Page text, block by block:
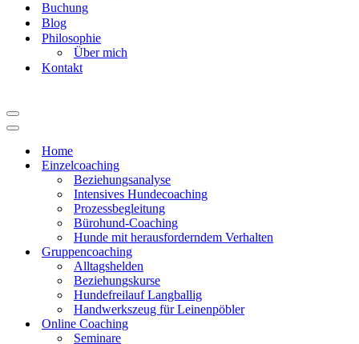
Buchung
Blog
Philosophie
Über mich
Kontakt
Navigations-
Menü
Navigations-
Home
Einzelcoaching
Beziehungsanalyse
Intensives Hundecoaching
Prozessbegleitung
Bürohund-Coaching
Hunde mit herausforderndem Verhalten
Gruppencoaching
Alltagshelden
Beziehungskurse
Hundefreilauf Langballig
Handwerkszeug für Leinenpöbler
Online Coaching
Seminare